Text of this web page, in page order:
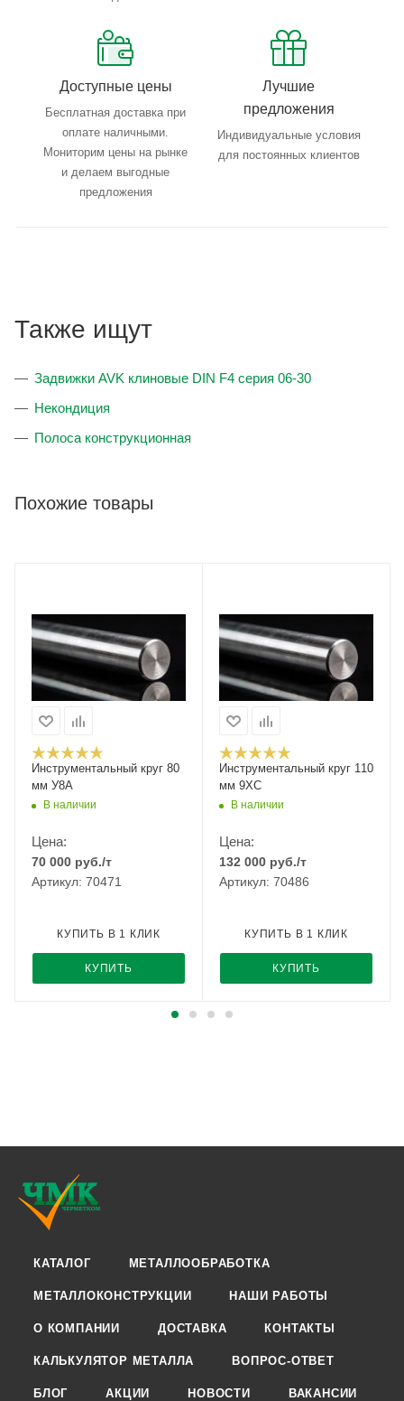
Доступные цены
Бесплатная доставка при
оплате наличными.
Мониторим цены на рынке
и делаем выгодные
предложения
Лучшие
предложения
Индивидуальные условия
для постоянных клиентов
Также ищут
Задвижки AVK клиновые DIN F4 серия 06-30
Некондиция
Полоса конструкционная
Похожие товары
Инструментальный круг 80
мм У8А
В наличии
Цена:
70 000 руб./т
Артикул: 70471
КУПИТЬ
КУПИТЬ В 1 КЛИК
Инструментальный круг 110
мм 9ХС
В наличии
Цена:
132 000 руб./т
Артикул: 70486
КУПИТЬ
КУПИТЬ В 1 КЛИК
КАТАЛОГ МЕТАЛЛООБРАБОТКА
МЕТАЛЛОКОНСТРУКЦИИ НАШИ РАБОТЫ
О КОМПАНИИ ДОСТАВКА КОНТАКТЫ
КАЛЬКУЛЯТОР МЕТАЛЛА ВОПРОС-ОТВЕТ
БЛОГ АКЦИИ НОВОСТИ ВАКАНСИИ